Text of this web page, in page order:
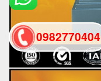
0982770404